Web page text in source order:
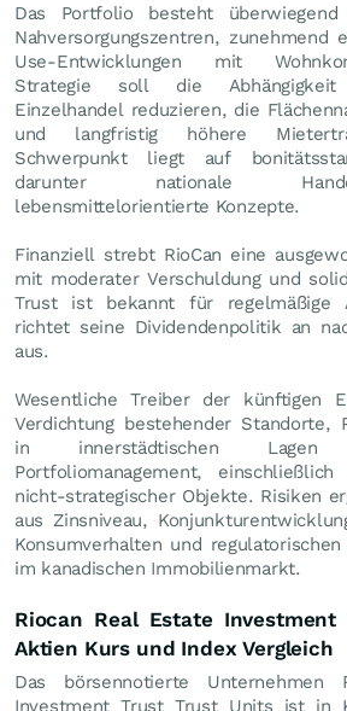
Das Portfolio besteht
Nahversorgungszentren, zunehmend
Use-Entwicklungen mit
Strategie soll die
Einzelhandel reduzieren, die
und langfristig höhere
Schwerpunkt liegt auf
darunter nationale
lebensmittelorientierte Konzepte.
Finanziell strebt RioCan eine
mit moderater Verschuldung und
Trust ist bekannt für regelmäßige
richtet seine Dividendenpolitik an
aus.
Wesentliche Treiber der künftigen
Verdichtung bestehender Standorte,
in innerstädtischen
Portfoliomanagement,
nicht-strategischer Objekte. Risiken
aus Zinsniveau,
Konsumverhalten und regulatorischen
im kanadischen Immobilienmarkt.
Riocan Real Estate
Aktien Kurs und Index Vergleich
Das börsennotierte Unternehmen
Investment Trust Trust Units ist in